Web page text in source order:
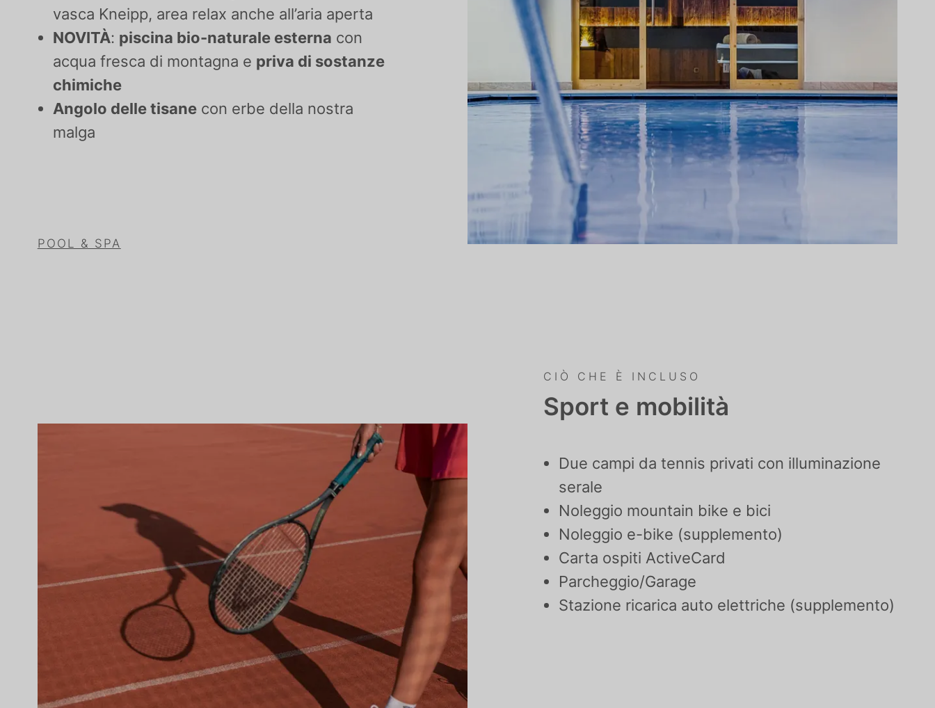
vasca Kneipp, area relax anche all’aria aperta
NOVITÀ: piscina bio-naturale esterna con
acqua fresca di montagna e priva di sostanze
chimiche
Angolo delle tisanecon erbe della nostra
malga
POOL & SPA
CIÒ CHE È INCLUSO
Sport e mobilità
Due campi da tennis privati con illuminazione
serale
Noleggio mountain bike e bici
Noleggio e-bike (supplemento)
Carta ospiti ActiveCard
Parcheggio/Garage
Stazione ricarica auto elettriche (supplemento)